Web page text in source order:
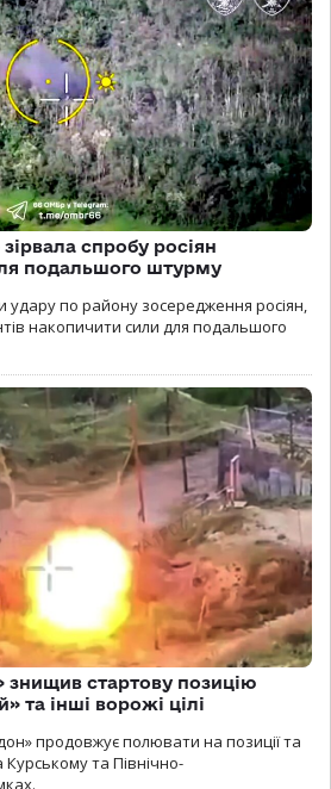
спробу росіян
подальшого штурму
удару по району зосередження росіян,
накопичити сили для подальшого
стартову позицію
та інші ворожі цілі
продовжує полювати на позиції та
Курському та Північно-